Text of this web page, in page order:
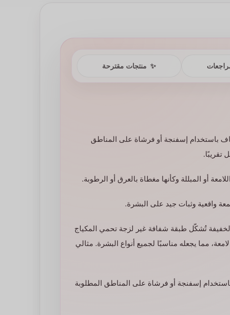
✨ منتجات مقترحة
باستخدام إسفنجة أو فرشاة على المناطق
تقريبًا.
أو المبللة وكأنها مغطاة بالعرق أو الرطوبة.
واقعية وثبات جيد على البشرة.
تُشكّل طبقة شفافة غير لزجة تحمي المكياج
مما يجعله مناسبًا لجميع أنواع البشرة. مثالي
إسفنجة أو فرشاة على المناطق المطلوبة